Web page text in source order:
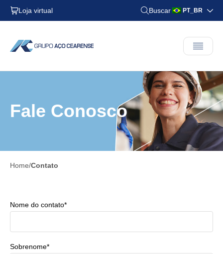
Loja virtual Buscar PT_BR
Fale Conosco
Home Contato
Nome do contato*
Sobrenome*